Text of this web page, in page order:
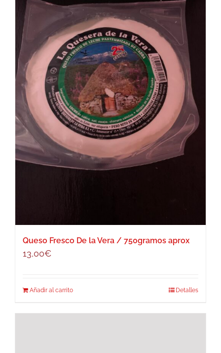
Queso Fresco De la Vera / 750gramos aprox
13,00€
Añadir al carrito Detalles